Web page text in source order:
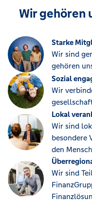
Wir gehören
Starke
Wir sind
gehören
Sozial
Wir
Lokal
Wir sind
besondere
den
Wir sind